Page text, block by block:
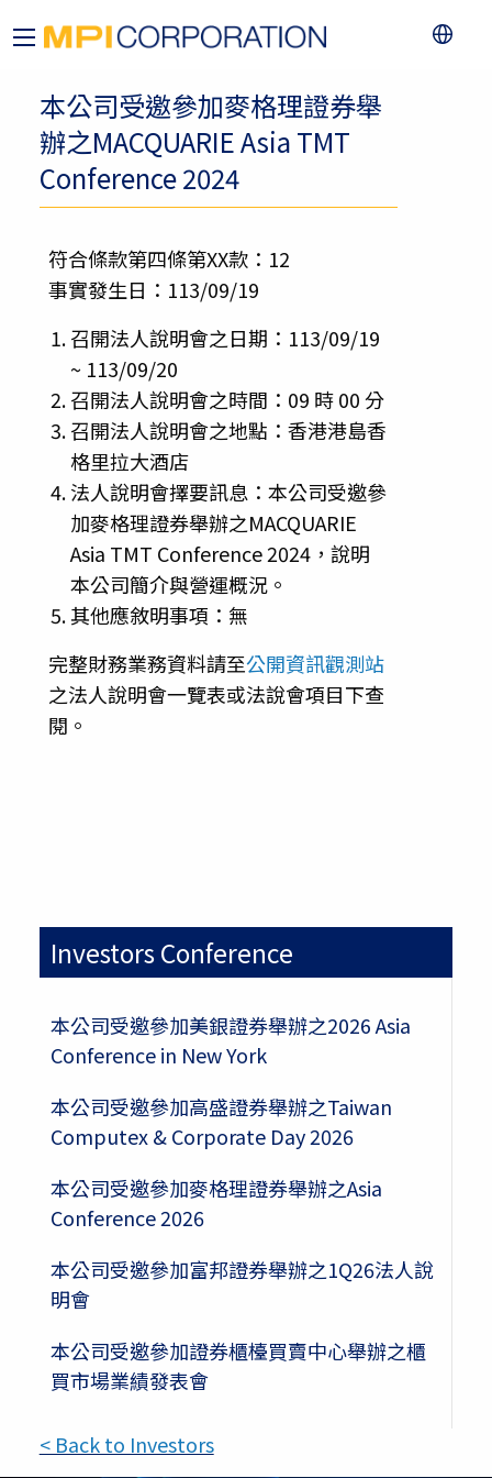
本公司受邀參加麥格理證券舉
辦之MACQUARIE Asia TMT
Conference 2024
符合條款第四條第XX款：12
事實發生日：113/09/19
召開法人說明會之日期：113/09/19
~ 113/09/20
召開法人說明會之時間：09 時 00 分
召開法人說明會之地點：香港港島香
格里拉大酒店
法人說明會擇要訊息：本公司受邀參
加麥格理證券舉辦之MACQUARIE
Asia TMT Conference 2024，說明
本公司簡介與營運概況。
其他應敘明事項：無
完整財務業務資料請至公開資訊觀測站
之法人說明會一覽表或法說會項目下查
閱。
Investors Conference
本公司受邀參加美銀證券舉辦之2026 Asia
Conference in New York
本公司受邀參加高盛證券舉辦之Taiwan
Computex & Corporate Day 2026
本公司受邀參加麥格理證券舉辦之Asia
Conference 2026
本公司受邀參加富邦證券舉辦之1Q26法人說
明會
本公司受邀參加證券櫃檯買賣中心舉辦之櫃
買市場業績發表會
< Back to Investors